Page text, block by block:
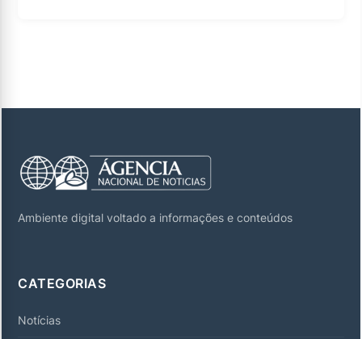
Ambiente digital voltado a informações e conteúdos
CATEGORIAS
Notícias